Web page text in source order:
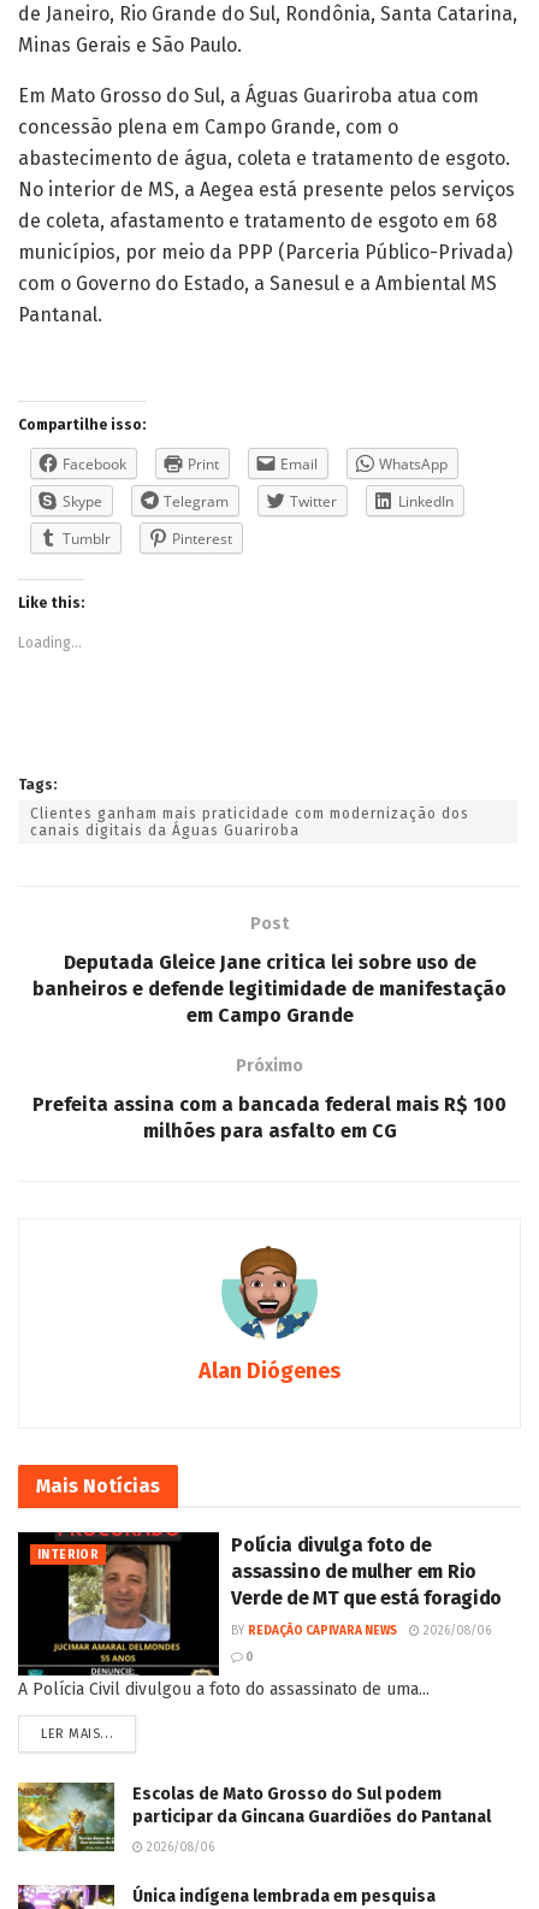
de Janeiro, Rio Grande do Sul, Rondônia, Santa Catarina,
Minas Gerais e São Paulo.
Em Mato Grosso do Sul, a Águas Guariroba atua com
concessão plena em Campo Grande, com o
abastecimento de água, coleta e tratamento de esgoto.
No interior de MS, a Aegea está presente pelos serviços
de coleta, afastamento e tratamento de esgoto em 68
municípios, por meio da PPP (Parceria Público-Privada)
com o Governo do Estado, a Sanesul e a Ambiental MS
Pantanal.
Compartilhe isso:
Facebook Print Email
WhatsApp
Skype
Telegram Twitter
LinkedIn
Tumblr
Pinterest
Like this:
Loading...
Tags:
Clientes ganham mais praticidade com modernização dos
canais digitais da Águas Guariroba
Post
Deputada Gleice Jane critica lei sobre uso de
banheiros e defende legitimidade de manifestação
em Campo Grande
Próximo
Prefeita assina com a bancada federal mais R$ 100
milhões para asfalto em CG
Alan Diógenes
Mais Notícias
INTERIOR
Polícia divulga foto de
assassino de mulher em Rio
Verde de MT que está foragido
BY REDAÇÃO CAPIVARA NEWS
2026/08/06
0
A Polícia Civil divulgou a foto do assassinato de uma...
LER MAIS...
Escolas de Mato Grosso do Sul podem
participar da Gincana Guardiões do Pantanal
2026/08/06
Única indígena lembrada em pesquisa